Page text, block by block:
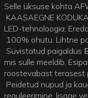
Selle üksuse kohta
KAASAEGNE
LED-tehnoloogia;
100% ohutu. Lihtne
Süvistatud paigaldus
mis sulle meeldib.
roostevabast terasest
Peidetud nupud ja
reguleerimine, lisage